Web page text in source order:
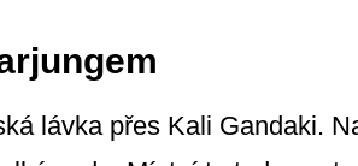
lávka přes Kali Gandaki.